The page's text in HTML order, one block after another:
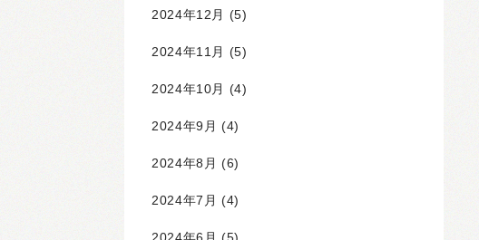
2024年12月 (5)
2024年11月 (5)
2024年10月 (4)
2024年9月 (4)
2024年8月 (6)
2024年7月 (4)